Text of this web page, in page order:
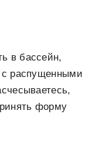
в бассейн,
распущенными
форму